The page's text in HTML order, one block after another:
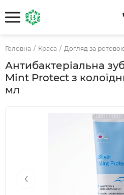
Головна / Краса / Догляд за
Антибактеріальна
Mint Protect з
мл
‹